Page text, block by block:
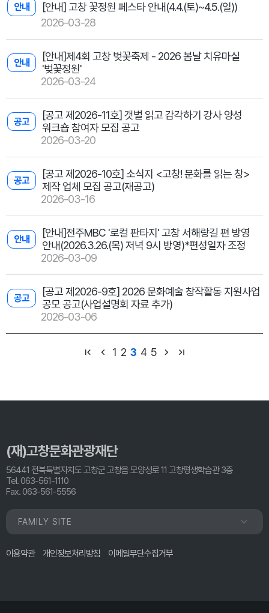
안내
[안내] 고창 꽃정원 페스타 안내(4.4.(토)~4.5.(일))
2026-03-28
안내
[안내]제4회 고창 벚꽃축제 - 2026 봄날 치유마실
'벚꽃정원'
2026-03-24
공고
[공고 제2026-11호] 갯벌 읽고 감각하기 강사 양성
워크숍 참여자 모집 공고
2026-03-20
공고
[공고 제2026-10호] 소식지 <고창! 문화를 읽는 창>
제작 업체 모집 공고(재공고)
2026-03-16
안내
[안내]전주MBC '로컬 판타지' 고창 서해랑길 편 방영
안내(2026.3.26.(목) 저녁 9시 방영)*편성일자 조정
2026-03-09
공고
[공고 제2026-9호] 2026 문화예술 창작활동 지원사업
공모 공고(사업설명회 자료 추가)
2026-03-06
1 2 3 4 5
(재)고창문화관광재단
56441 전북특별자치도 고창군 고창읍 모양성로 11 고창평생학습관 3층
Tel. 063-561-1110
Fax. 063-561-5556
FAMILY SITE
이용약관 개인정보처리방침 이메일무단수집거부